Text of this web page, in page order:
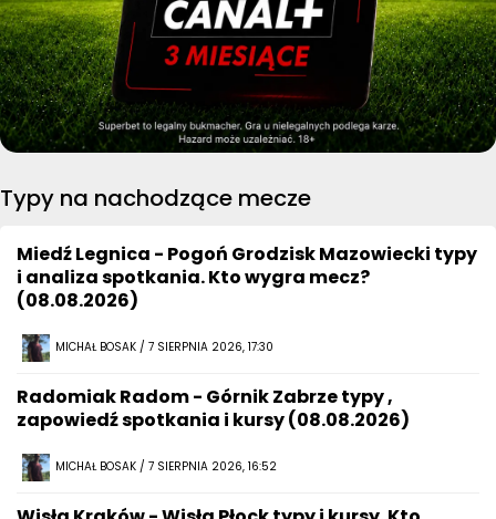
Typy na nachodzące mecze
Miedź Legnica - Pogoń Grodzisk Mazowiecki typy
i analiza spotkania. Kto wygra mecz?
(08.08.2026)
MICHAŁ BOSAK / 7 SIERPNIA 2026, 17:30
Radomiak Radom - Górnik Zabrze typy ,
zapowiedź spotkania i kursy (08.08.2026)
MICHAŁ BOSAK / 7 SIERPNIA 2026, 16:52